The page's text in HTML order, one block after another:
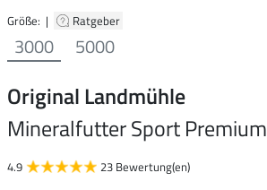
Größe: | Ratgeber
3000 5000
Original Landmühle
Mineralfutter Sport Premium
4.9 23 Bewertung(en)